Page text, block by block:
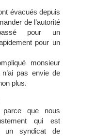
évacués depuis
de l’autorité
pour un
pour un
monsieur
pas envie de
plus.
que nous
qui est
un syndicat de